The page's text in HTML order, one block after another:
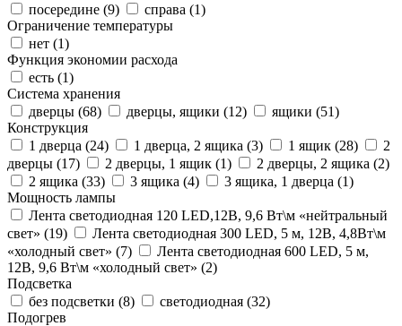
посередине (9) справа (1)
Ограничение температуры
нет (1)
Функция экономии расхода
есть (1)
Система хранения
дверцы (68) дверцы, ящики (12) ящики (51)
Конструкция
1 дверца (24) 1 дверца, 2 ящика (3) 1 ящик (28)
2
дверцы (17) 2 дверцы, 1 ящик (1) 2 дверцы, 2 ящика (2)
2 ящика (33) 3 ящика (4) 3 ящика, 1 дверца (1)
Мощность лампы
Лента светодиодная 120 LED,12В, 9,6 Вт\м «нейтральный
свет» (19)
Лента светодиодная 300 LED, 5 м, 12В, 4,8Вт\м
«холодный свет» (7)
Лента светодиодная 600 LED, 5 м,
12В, 9,6 Вт\м «холодный свет» (2)
Подсветка
без подсветки (8) светодиодная (32)
Подогрев